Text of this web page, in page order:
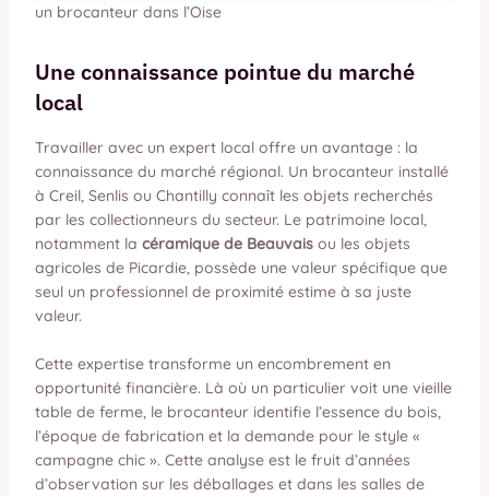
un brocanteur dans l’Oise
Une connaissance pointue du marché
local
Travailler avec un expert local offre un avantage : la
connaissance du marché régional. Un brocanteur installé
à Creil, Senlis ou Chantilly connaît les objets recherchés
par les collectionneurs du secteur. Le patrimoine local,
notamment la céramique de Beauvaisou les objets
agricoles de Picardie, possède une valeur spécifique que
seul un professionnel de proximité estime à sa juste
valeur.
Cette expertise transforme un encombrement en
opportunité financière. Là où un particulier voit une vieille
table de ferme, le brocanteur identifie l’essence du bois,
l’époque de fabrication et la demande pour le style «
campagne chic ». Cette analyse est le fruit d’années
d’observation sur les déballages et dans les salles de